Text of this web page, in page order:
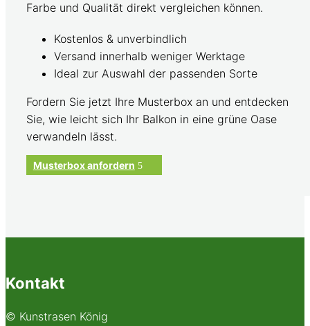
Farbe und Qualität direkt vergleichen können.
Kostenlos & unverbindlich
Versand innerhalb weniger Werktage
Ideal zur Auswahl der passenden Sorte
Fordern Sie jetzt Ihre Musterbox an und entdecken
Sie, wie leicht sich Ihr Balkon in eine grüne Oase
verwandeln lässt.
Musterbox anfordern
Kontakt
© Kunstrasen König